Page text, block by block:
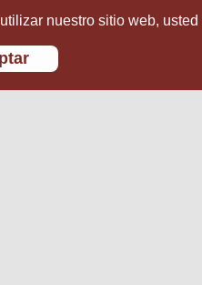
nuestro sitio web,